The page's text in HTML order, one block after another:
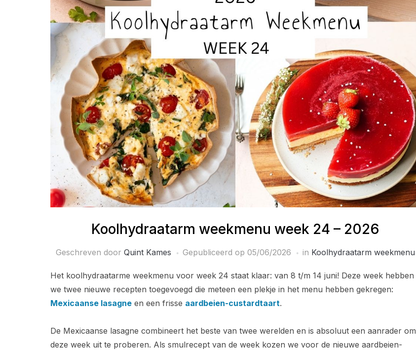
Koolhydraatarm weekmenu week 24 – 2026
Geschreven door Quint Kames Gepubliceerd op 05/06/2026 in Koolhydraatarm weekmenu
Het koolhydraatarme weekmenu voor week 24 staat klaar: van 8 t/m 14 juni! Deze week hebben
we twee nieuwe recepten toegevoegd die meteen een plekje in het menu hebben gekregen:
Mexicaanse lasagne en een frisse aardbeien-custardtaart.
De Mexicaanse lasagne combineert het beste van twee werelden en is absoluut een aanrader om
deze week uit te proberen. Als smulrecept van de week kozen we voor de nieuwe aardbeien-